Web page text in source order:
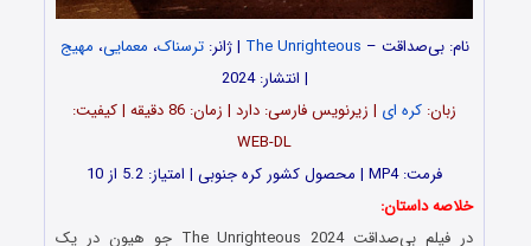
نام: بی‌‌صداقت – The Unrighteous | ژانر:ترسناک، معمایی، مهیج
| انتشار: 2024
زبان: کره ای
| زیرنویس فارسی: دارد | زمان: 86 دقیقه | کیفیت:
WEB-DL
فرمت: MP4 | محصول کشور کره جنوبی | امتیاز: 5.2 از 10
خلاصه داستان:
در فیلم بی‌‌صداقت The Unrighteous 2024 جو هیون در یک